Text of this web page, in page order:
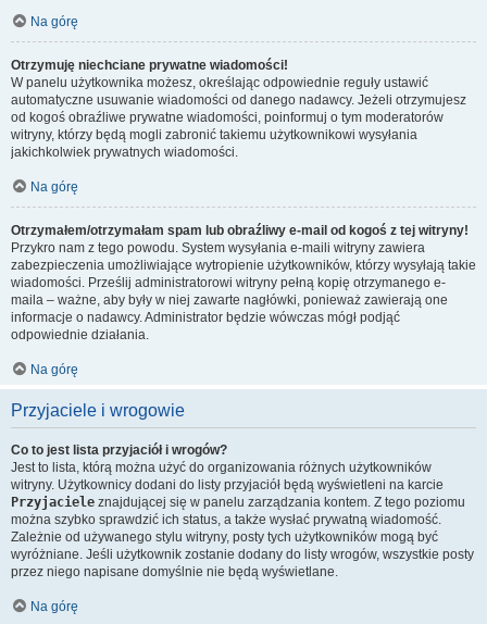
Na górę
Otrzymuję niechciane prywatne wiadomości!
W panelu użytkownika możesz, określając odpowiednie reguły ustawić
automatyczne usuwanie wiadomości od danego nadawcy. Jeżeli otrzymujesz
od kogoś obraźliwe prywatne wiadomości, poinformuj o tym moderatorów
witryny, którzy będą mogli zabronić takiemu użytkownikowi wysyłania
jakichkolwiek prywatnych wiadomości.
Na górę
Otrzymałem/otrzymałam spam lub obraźliwy e-mail od kogoś z tej witryny!
Przykro nam z tego powodu. System wysyłania e-maili witryny zawiera
zabezpieczenia umożliwiające wytropienie użytkowników, którzy wysyłają takie
wiadomości. Prześlij administratorowi witryny pełną kopię otrzymanego e-
maila – ważne, aby były w niej zawarte nagłówki, ponieważ zawierają one
informacje o nadawcy. Administrator będzie wówczas mógł podjąć
odpowiednie działania.
Na górę
Przyjaciele i wrogowie
Co to jest lista przyjaciół i wrogów?
Jest to lista, którą można użyć do organizowania różnych użytkowników
witryny. Użytkownicy dodani do listy przyjaciół będą wyświetleni na karcie
Przyjaciele znajdującej się w panelu zarządzania kontem. Z tego poziomu
można szybko sprawdzić ich status, a także wysłać prywatną wiadomość.
Zależnie od używanego stylu witryny, posty tych użytkowników mogą być
wyróżniane. Jeśli użytkownik zostanie dodany do listy wrogów, wszystkie posty
przez niego napisane domyślnie nie będą wyświetlane.
Na górę